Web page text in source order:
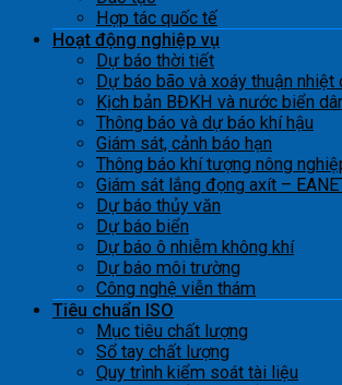
Hợp tác quốc tế
Hoạt động nghiệp vụ
Dự báo thời tiết
Dự báo bão và xoáy thuận nhiệt
Kịch bản BĐKH và nước biển
Thông báo và dự báo khí hậu
Giám sát, cảnh báo hạn
Thông báo khí tượng nông
Giám sát lắng đọng axít –
Dự báo thủy văn
Dự báo biển
Dự báo ô nhiễm không khí
Dự báo môi trường
Công nghệ viễn thám
Tiêu chuẩn ISO
Mục tiêu chất lượng
Sổ tay chất lượng
Quy trình kiểm soát tài liệu